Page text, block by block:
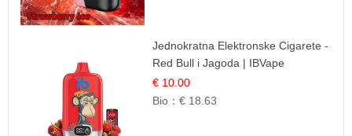
Jednokratna Elektronske Cigarete -
Red Bull i Jagoda | IBVape
€ 10.00
Bio：€ 18.63